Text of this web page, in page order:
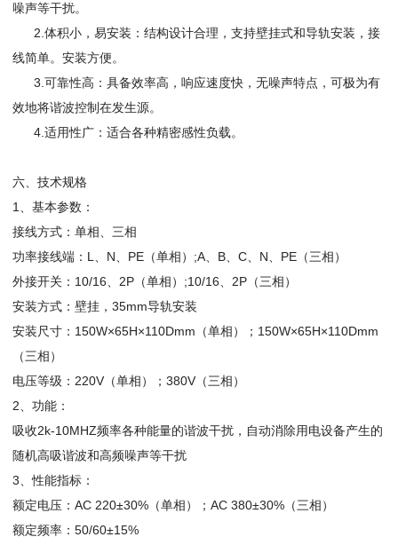
噪声等干扰。
2.体积小，易安装：结构设计合理，支持壁挂式和导轨安装，接
线简单。安装方便。
3.可靠性高：具备效率高，响应速度快，无噪声特点，可极为有
效地将谐波控制在发生源。
4.适用性广：适合各种精密感性负载。
六、技术规格
1、基本参数：
接线方式：单相、三相
功率接线端：L、N、PE（单相）;A、B、C、N、PE（三相）
外接开关：10/16、2P（单相）;10/16、2P（三相）
安装方式：壁挂，35mm导轨安装
安装尺寸：150W×65H×110Dmm（单相）；150W×65H×110Dmm
（三相）
电压等级：220V（单相）；380V（三相）
2、功能：
吸收2k-10MHZ频率各种能量的谐波干扰，自动消除用电设备产生的
随机高吸谐波和高频噪声等干扰
3、性能指标：
额定电压：AC 220±30%（单相）；AC 380±30%（三相）
额定频率：50/60±15%